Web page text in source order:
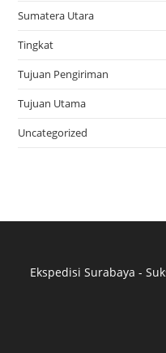
Sumatera Utara
Tingkat
Tujuan Pengiriman
Tujuan Utama
Uncategorized
Ekspedisi Surabaya -